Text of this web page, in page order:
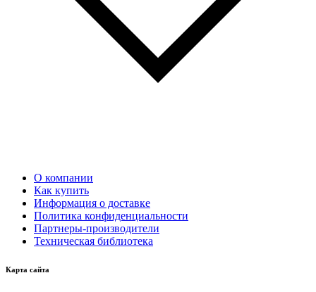
О компании
Как купить
Информация о доставке
Политика конфиденциальности
Партнеры-производители
Техническая библиотека
Карта сайта